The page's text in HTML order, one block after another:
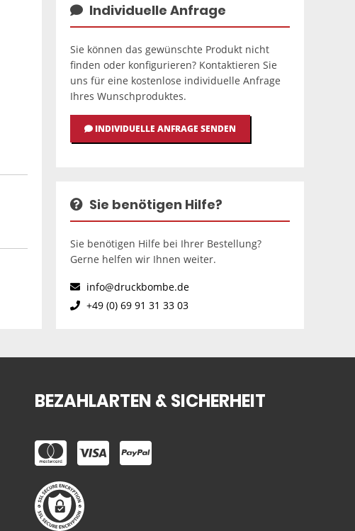
Individuelle Anfrage
Sie können das gewünschte Produkt nicht
finden oder konfigurieren? Kontaktieren Sie
uns für eine kostenlose individuelle Anfrage
Ihres Wunschproduktes.
INDIVIDUELLE ANFRAGE SENDEN
Sie benötigen Hilfe?
Sie benötigen Hilfe bei Ihrer Bestellung?
Gerne helfen wir Ihnen weiter.
info@druckbombe.de
+49 (0) 69 91 31 33 03
BEZAHLARTEN & SICHERHEIT